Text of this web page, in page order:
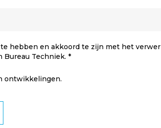
hebben en akkoord te zijn met het
Bureau Techniek.
ontwikkelingen.